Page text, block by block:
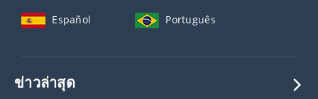
Español Português
ข่าวล่าสุด